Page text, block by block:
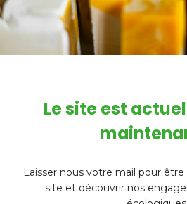
Le site est
Laisser nous votre mail pour
site et découvrir nos